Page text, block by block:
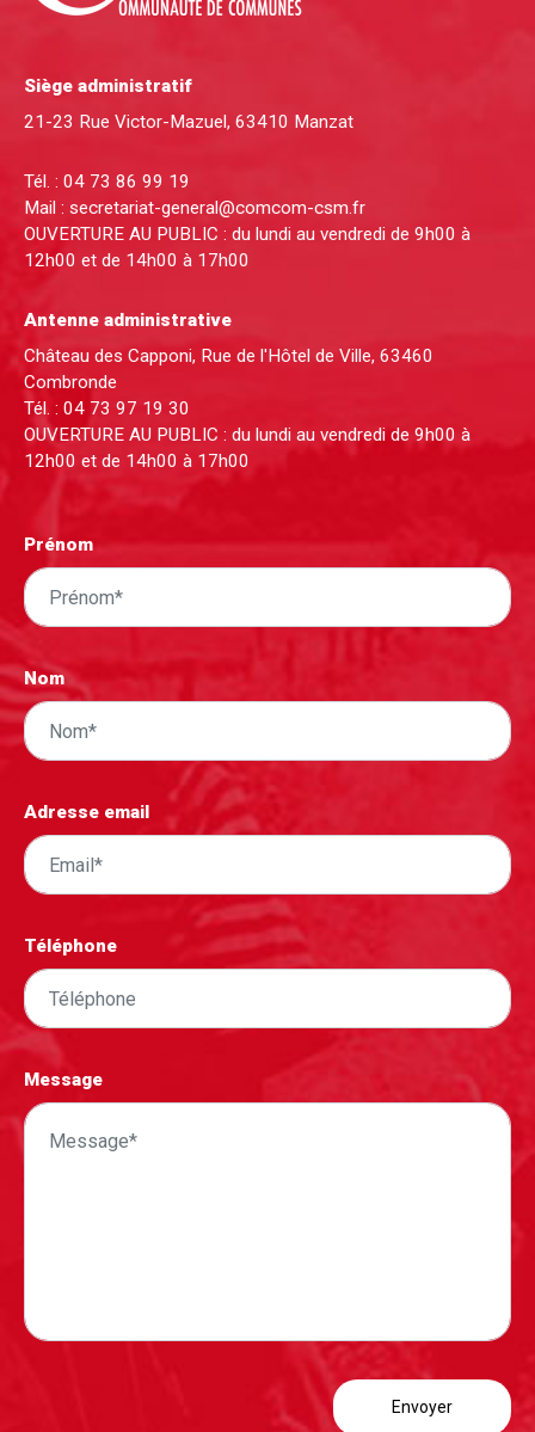
Siège administratif
21-23 Rue Victor-Mazuel, 63410 Manzat
Tél. : 04 73 86 99 19
Mail : secretariat-general@comcom-csm.fr
OUVERTURE AU PUBLIC : du lundi au vendredi de 9h00 à
12h00 et de 14h00 à 17h00
Antenne administrative
Château des Capponi, Rue de l'Hôtel de Ville, 63460
Combronde
Tél. : 04 73 97 19 30
OUVERTURE AU PUBLIC : du lundi au vendredi de 9h00 à
12h00 et de 14h00 à 17h00
Prénom
Nom
Adresse email
Téléphone
Message